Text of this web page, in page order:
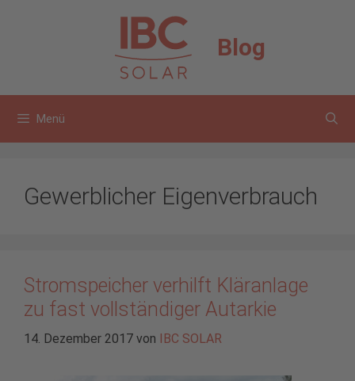
Blog
Menü
Gewerblicher Eigenverbrauch
Stromspeicher verhilft Kläranlage
zu fast vollständiger Autarkie
14. Dezember 2017 von IBC SOLAR